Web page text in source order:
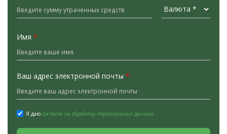
Имя *
Ваш адрес электронной почты *
Я даю согласие на обработку персональных данных.